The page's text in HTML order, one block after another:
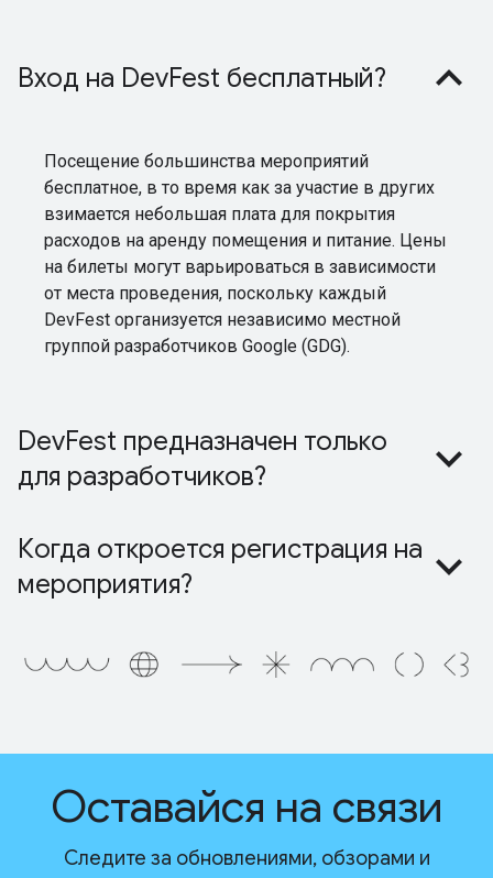
Вход на DevFest бесплатный?
Посещение большинства мероприятий
бесплатное, в то время как за участие в других
взимается небольшая плата для покрытия
расходов на аренду помещения и питание. Цены
на билеты могут варьироваться в зависимости
от места проведения, поскольку каждый
DevFest организуется независимо местной
группой разработчиков Google (GDG).
DevFest предназначен только
для разработчиков?
Когда откроется регистрация на
мероприятия?
Оставайся на связи
Следите за обновлениями, обзорами и